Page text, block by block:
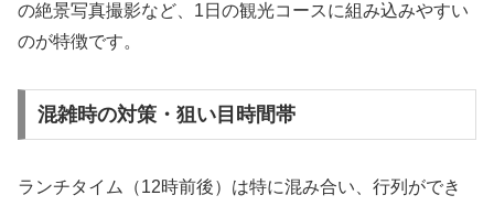
の絶景写真撮影など、1日の観光コースに組み込みやすい
のが特徴です。
混雑時の対策・狙い目時間帯
ランチタイム（12時前後）は特に混み合い、行列ができ